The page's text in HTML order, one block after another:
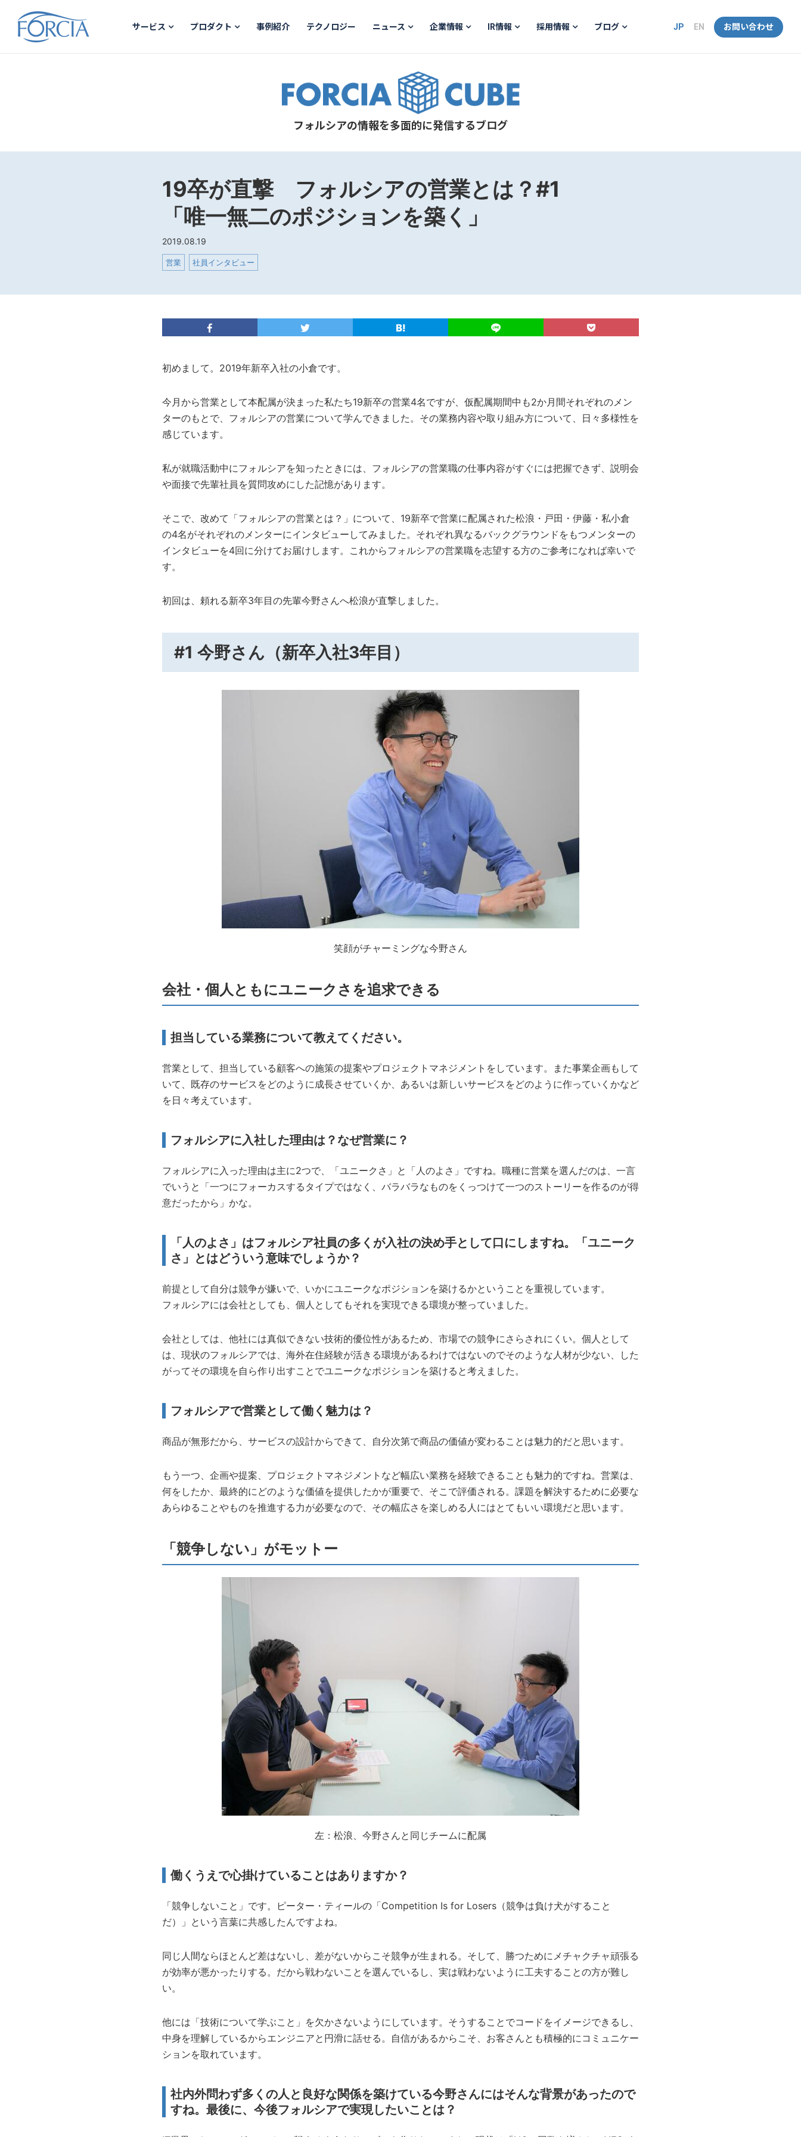
サービス プロダクト 事例紹介 テクノロジー ニュース 企業情報 IR情報 採用情報 ブログ JP EN お問い合わせ
フォルシアの情報を多面的に発信するブログ
19卒が直撃 フォルシアの営業とは？#1
「唯一無二のポジションを築く」
2019.08.19
営業 社員インタビュー
初めまして。2019年新卒入社の小倉です。
今月から営業として本配属が決まった私たち19新卒の営業4名ですが、仮配属期間中も2か月間それぞれのメン
ターのもとで、フォルシアの営業について学んできました。その業務内容や取り組み方について、日々多様性を
感じています。
私が就職活動中にフォルシアを知ったときには、フォルシアの営業職の仕事内容がすぐには把握できず、説明会
や面接で先輩社員を質問攻めにした記憶があります。
そこで、改めて「フォルシアの営業とは？」について、19新卒で営業に配属された松浪・戸田・伊藤・私小倉
の4名がそれぞれのメンターにインタビューしてみました。それぞれ異なるバックグラウンドをもつメンターの
インタビューを4回に分けてお届けします。これからフォルシアの営業職を志望する方のご参考になれば幸いで
す。
初回は、頼れる新卒3年目の先輩今野さんへ松浪が直撃しました。
#1 今野さん（新卒入社3年目）
笑顔がチャーミングな今野さん
会社・個人ともにユニークさを追求できる
担当している業務について教えてください。
営業として、担当している顧客への施策の提案やプロジェクトマネジメントをしています。また事業企画もして
いて、既存のサービスをどのように成長させていくか、あるいは新しいサービスをどのように作っていくかなど
を日々考えています。
フォルシアに入社した理由は？なぜ営業に？
フォルシアに入った理由は主に2つで、「ユニークさ」と「人のよさ」ですね。職種に営業を選んだのは、一言
でいうと「一つにフォーカスするタイプではなく、バラバラなものをくっつけて一つのストーリーを作るのが得
意だったから」かな。
「人のよさ」はフォルシア社員の多くが入社の決め手として口にしますね。「ユニーク
さ」とはどういう意味でしょうか？
前提として自分は競争が嫌いで、いかにユニークなポジションを築けるかということを重視しています。
フォルシアには会社としても、個人としてもそれを実現できる環境が整っていました。
会社としては、他社には真似できない技術的優位性があるため、市場での競争にさらされにくい。個人として
は、現状のフォルシアでは、海外在住経験が活きる環境があるわけではないのでそのような人材が少ない、した
がってその環境を自ら作り出すことでユニークなポジションを築けると考えました。
フォルシアで営業として働く魅力は？
商品が無形だから、サービスの設計からできて、自分次第で商品の価値が変わることは魅力的だと思います。
もう一つ、企画や提案、プロジェクトマネジメントなど幅広い業務を経験できることも魅力的ですね。営業は、
何をしたか、最終的にどのような価値を提供したかが重要で、そこで評価される。課題を解決するために必要な
あらゆることやものを推進する力が必要なので、その幅広さを楽しめる人にはとてもいい環境だと思います。
「競争しない」がモットー
左：松浪、今野さんと同じチームに配属
働くうえで心掛けていることはありますか？
「競争しないこと」です。ピーター・ティールの「Competition Is for Losers（競争は負け犬がすること
だ）」という言葉に共感したんですよね。
同じ人間ならほとんど差はないし、差がないからこそ競争が生まれる。そして、勝つためにメチャクチャ頑張る
が効率が悪かったりする。だから戦わないことを選んでいるし、実は戦わないように工夫することの方が難し
い。
他には「技術について学ぶこと」を欠かさないようにしています。そうすることでコードをイメージできるし、
中身を理解しているからエンジニアと円滑に話せる。自信があるからこそ、お客さんとも積極的にコミュニケー
ションを取れています。
社内外問わず多くの人と良好な関係を築けている今野さんにはそんな背景があったので
すね。最後に、今後フォルシアで実現したいことは？